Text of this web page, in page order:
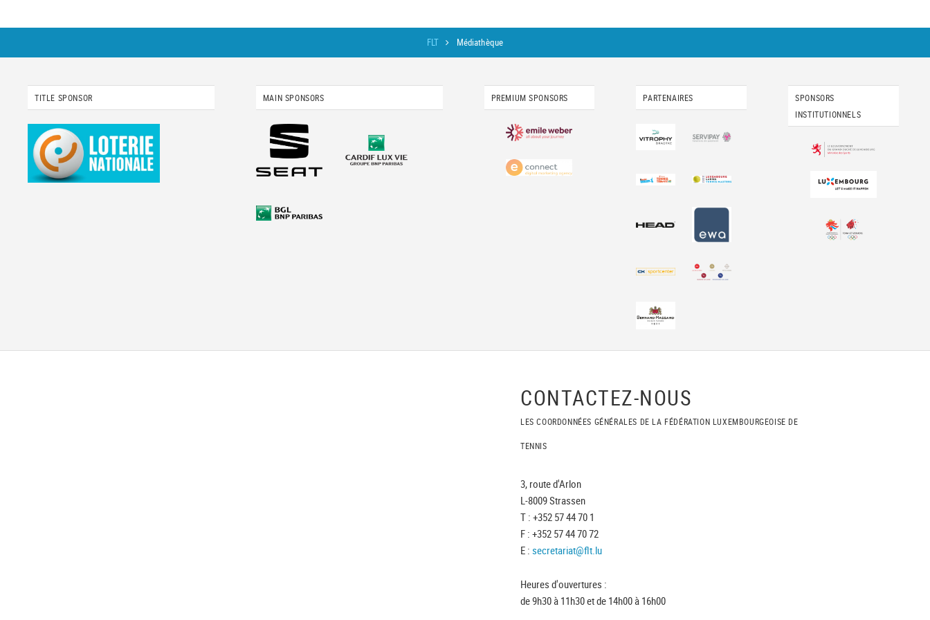
FLT Médiathèque
TITLE SPONSOR MAIN SPONSORS PREMIUM SPONSORS PARTENAIRES
SPONSORS
INSTITUTIONNELS
CONTACTEZ-NOUS
LES COORDONNÉES GÉNÉRALES DE LA FÉDÉRATION LUXEMBOURGEOISE DE
TENNIS
3, route d'Arlon
L-8009 Strassen
T : +352 57 44 70 1
F : +352 57 44 70 72
E : secretariat@flt.lu
Heures d'ouvertures :
de 9h30 à 11h30 et de 14h00 à 16h00